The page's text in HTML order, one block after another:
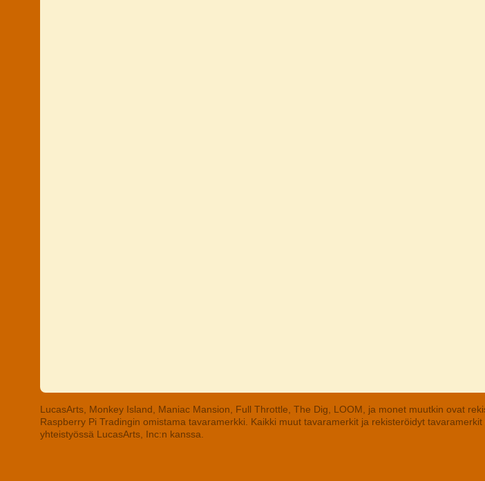
LucasArts, Monkey Island, Maniac Mansion, Full Throttle, The Dig, LOOM, ja monet muutkin ovat
Raspberry Pi Tradingin omistama tavaramerkki. Kaikki muut tavaramerkit ja rekisteröidyt
yhteistyössä LucasArts, Inc:n kanssa.